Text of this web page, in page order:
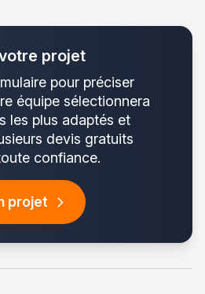
projet
pour préciser
équipe sélectionnera
les plus adaptés et
devis gratuits
confiance.
projet